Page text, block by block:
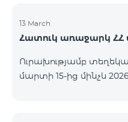
Հարցերի կամ
համար խնդրում ենք
13 March
Հատուկ առաջարկ ՀՀ
Ուրախությամբ
մարտի 15-ից մինչև